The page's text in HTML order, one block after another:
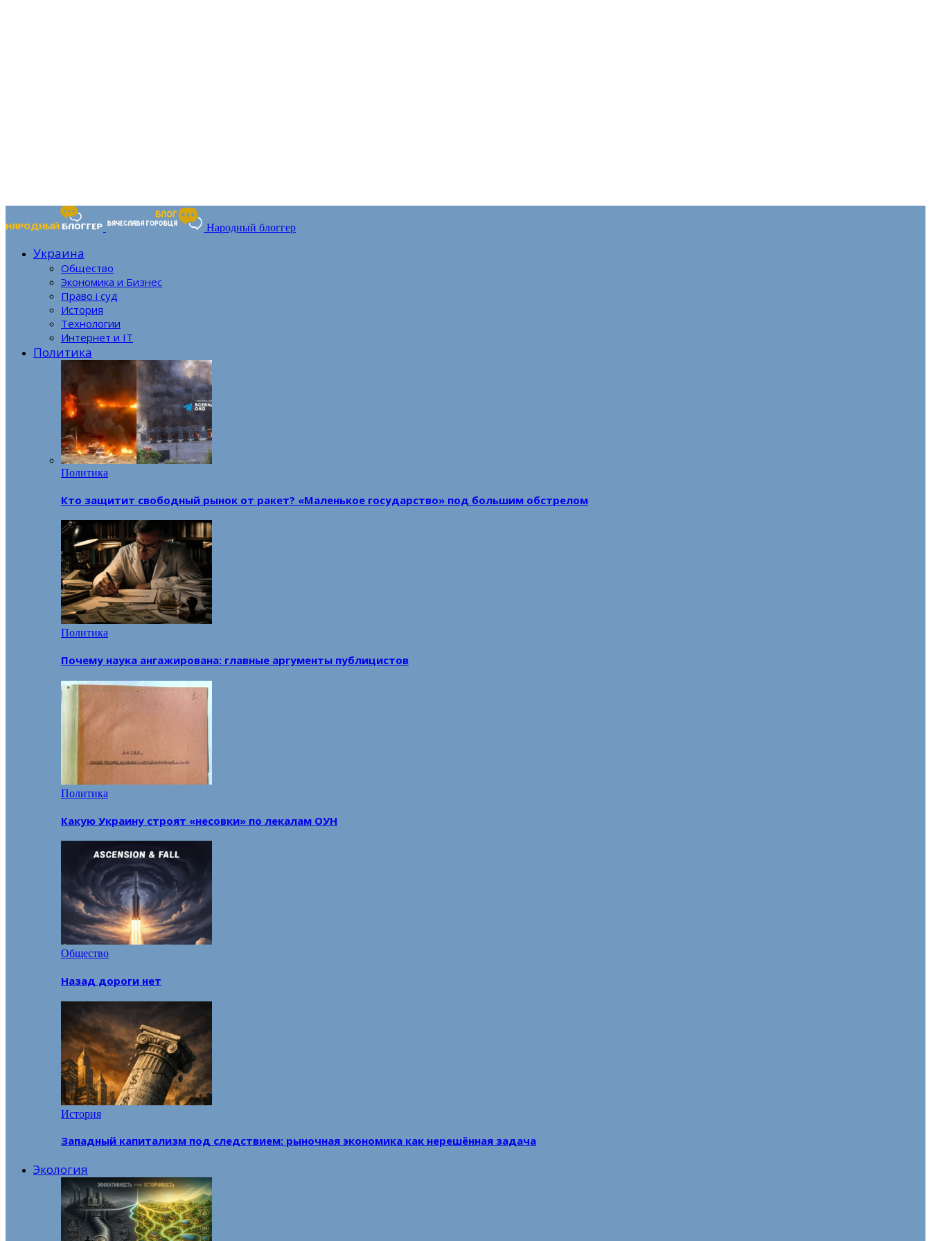
Народный блоггер
Украина
Общество
Экономика и Бизнес
Право і суд
История
Технологии
Интернет и IT
Политика
Политика
Кто защитит свободный рынок от ракет? «Маленькое государство» под большим обстрелом
Политика
Почему наука ангажирована: главные аргументы публицистов
Политика
Какую Украину строят «несовки» по лекалам ОУН
Общество
Назад дороги нет
История
Западный капитализм под следствием: рыночная экономика как нерешённая задача
Экология